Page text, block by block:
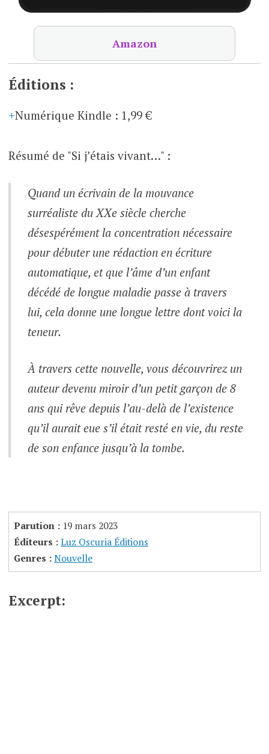
Amazon
Éditions :
Numérique Kindle : 1,99 €
Résumé de "Si j’étais vivant…" :
Quand un écrivain de la mouvance
surréaliste du XXe siècle cherche
désespérément la concentration nécessaire
pour débuter une rédaction en écriture
automatique, et que l’âme d’un enfant
décédé de longue maladie passe à travers
lui, cela donne une longue lettre dont voici la
teneur.
À travers cette nouvelle, vous découvrirez un
auteur devenu miroir d’un petit garçon de 8
ans qui rêve depuis l’au-delà de l’existence
qu’il aurait eue s’il était resté en vie, du reste
de son enfance jusqu’à la tombe.
Parution : 19 mars 2023
Éditeurs :Luz Oscuria Éditions
Genres :Nouvelle
Excerpt: